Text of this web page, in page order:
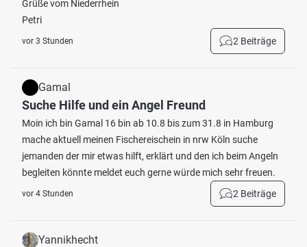
Grüße vom Niederrhein
Petri
vor 3 Stunden 2 Beiträge
Gamal
Suche Hilfe und ein Angel Freund
Moin ich bin Gamal 16 bin ab 10.8 bis zum 31.8 in Hamburg
mache aktuell meinen Fischereischein in nrw Köln suche
jemanden der mir etwas hilft, erklärt und den ich beim Angeln
begleiten könnte meldet euch gerne würde mich sehr freuen.
vor 4 Stunden 2 Beiträge
Yannikhecht